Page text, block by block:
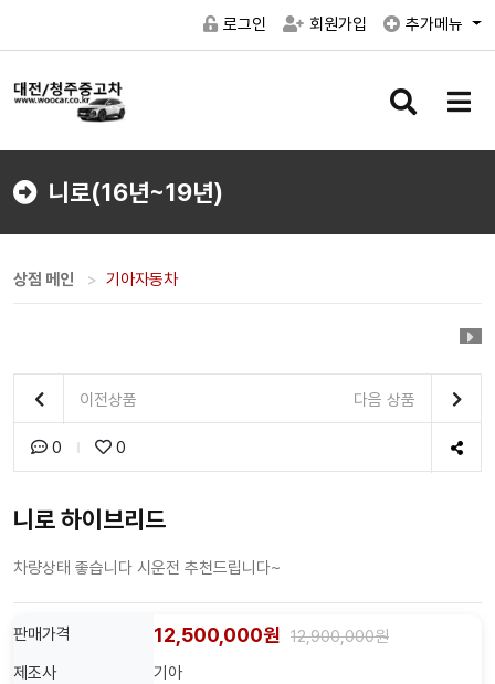
로그인 회원가입 추가메뉴
검
버
메
버
니로(16년~19년)
상점 메인 기아자동차
이전상품 다음 상품
0 0
니로 하이브리드
차량상태 좋습니다 시운전 추천드립니다~
판매가격 12,500,000원 12,900,000원
제조사
기아